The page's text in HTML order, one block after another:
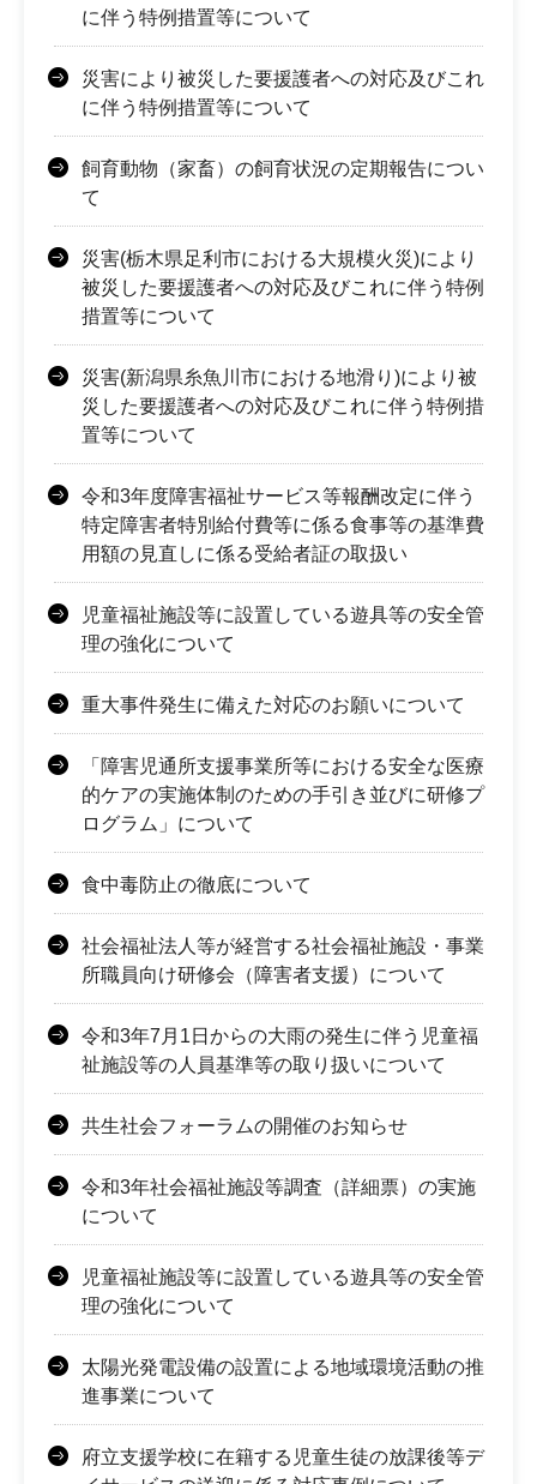
に伴う特例措置等について
災害により被災した要援護者への対応及びこれ
に伴う特例措置等について
飼育動物（家畜）の飼育状況の定期報告につい
て
災害(栃木県足利市における大規模火災)により
被災した要援護者への対応及びこれに伴う特例
措置等について
災害(新潟県糸魚川市における地滑り)により被
災した要援護者への対応及びこれに伴う特例措
置等について
令和3年度障害福祉サービス等報酬改定に伴う
特定障害者特別給付費等に係る食事等の基準費
用額の見直しに係る受給者証の取扱い
児童福祉施設等に設置している遊具等の安全管
理の強化について
重大事件発生に備えた対応のお願いについて
「障害児通所支援事業所等における安全な医療
的ケアの実施体制のための手引き並びに研修プ
ログラム」について
食中毒防止の徹底について
社会福祉法人等が経営する社会福祉施設・事業
所職員向け研修会（障害者支援）について
令和3年7月1日からの大雨の発生に伴う児童福
祉施設等の人員基準等の取り扱いについて
共生社会フォーラムの開催のお知らせ
令和3年社会福祉施設等調査（詳細票）の実施
について
児童福祉施設等に設置している遊具等の安全管
理の強化について
太陽光発電設備の設置による地域環境活動の推
進事業について
府立支援学校に在籍する児童生徒の放課後等デ